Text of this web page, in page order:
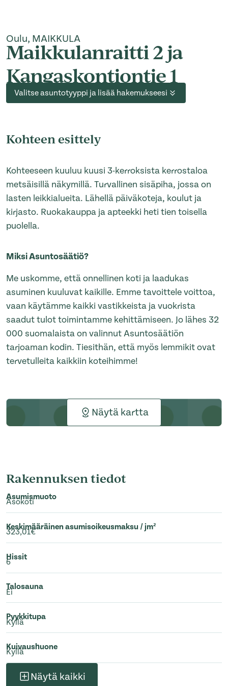
Oulu, MAIKKULA
Maikkulanraitti 2 ja
Kangaskontiontie 1
Valitse asuntotyyppi ja lisää hakemukseesi
Kohteen esittely
Kohteeseen kuuluu kuusi 3-kerroksista kerrostaloa
metsäisillä näkymillä. Turvallinen sisäpiha, jossa on
lasten leikkialueita. Lähellä päiväkoteja, koulut ja
kirjasto. Ruokakauppa ja apteekki heti tien toisella
puolella.
Miksi Asuntosäätiö?
Me uskomme, että onnellinen koti ja laadukas
asuminen kuuluvat kaikille. Emme tavoittele voittoa,
vaan käytämme kaikki vastikkeista ja vuokrista
saadut tulot toimintamme kehittämiseen. Jo lähes 32
000 suomalaista on valinnut Asuntosäätiön
tarjoaman kodin. Tiesithän, että myös lemmikit ovat
tervetulleita kaikkiin koteihimme!
Näytä kartta
Rakennuksen tiedot
Asumismuoto
Asokoti
Keskimääräinen asumisoikeusmaksu / jm²
323,01€
Hissit
6
Talosauna
Ei
Pyykkitupa
Kyllä
Kuivaushuone
Kyllä
Näytä kaikki